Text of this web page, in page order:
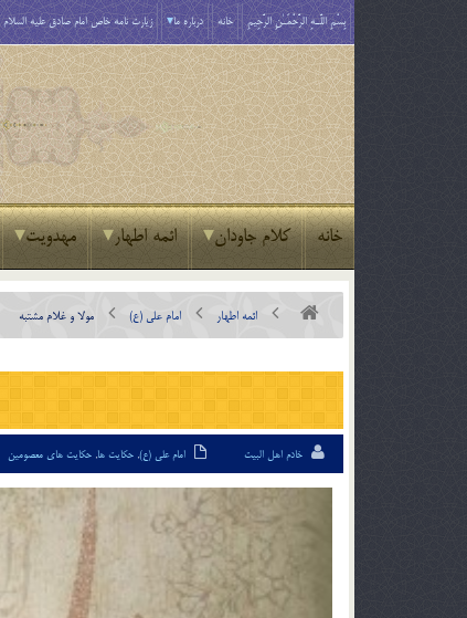
بِسْمِ اللَّـهِ الرَّحْمَـٰنِ الرَّحِيمِ خانه درباره ما زیارت نامه خاص امام صادق علیه السلام
خانه کلام جاودان ائمه اطهار مهدویت
ائمه اطهار امام علی (ع) مولا و غلام مشتبه
خادم اهل البیت امام علی (ع), حکایت ها, حکایت های معصومین